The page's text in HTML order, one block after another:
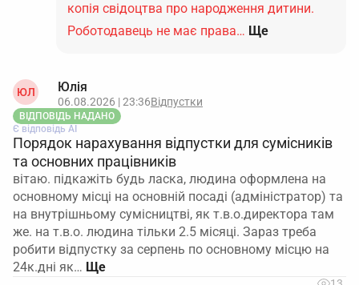
копія свідоцтва про народження дитини.
Роботодавець не має права… Ще
ЮЛ Юлія
06.08.2026 | 23:36Відпустки
ВІДПОВІДЬ НАДАНО
Є відповідь АІ
Порядок нарахування відпустки для сумісників
та основних працівників
вітаю. підкажіть будь ласка, людина оформлена на
основному місці на основній посаді (адміністратор) та
на внутрішньому сумісництві, як т.в.о.директора там
же. на т.в.о. людина тільки 2.5 місяці. Зараз треба
робити відпустку за серпень по основному місцю на
24к.дні як…